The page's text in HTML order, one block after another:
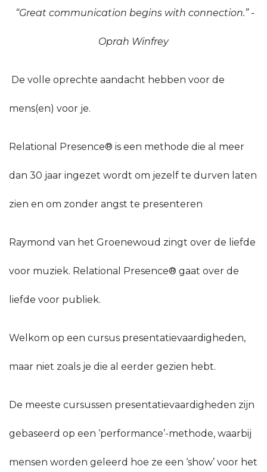
“Great communication begins with connection.” -
Oprah Winfrey
De volle oprechte aandacht hebben voor de
mens(en) voor je.
Relational Presence® is een methode die al meer
dan 30 jaar ingezet wordt om jezelf te durven laten
zien en om zonder angst te presenteren
Raymond van het Groenewoud zingt over de liefde
voor muziek. Relational Presence® gaat over de
liefde voor publiek.
Welkom op een cursus presentatievaardigheden,
maar niet zoals je die al eerder gezien hebt.
De meeste cursussen presentatievaardigheden zijn
gebaseerd op een ‘performance’-methode, waarbij
mensen worden geleerd hoe ze een ‘show’ voor het